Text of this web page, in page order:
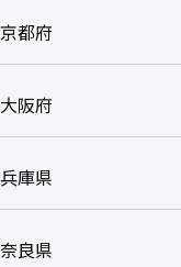
京都府
大阪府
兵庫県
奈良県